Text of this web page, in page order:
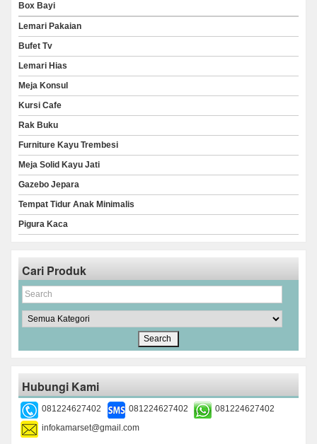
Box Bayi
Lemari Pakaian
Bufet Tv
Lemari Hias
Meja Konsul
Kursi Cafe
Rak Buku
Furniture Kayu Trembesi
Meja Solid Kayu Jati
Gazebo Jepara
Tempat Tidur Anak Minimalis
Pigura Kaca
Cari Produk
Hubungi Kami
081224627402 081224627402
081224627402
infokamarset@gmail.com